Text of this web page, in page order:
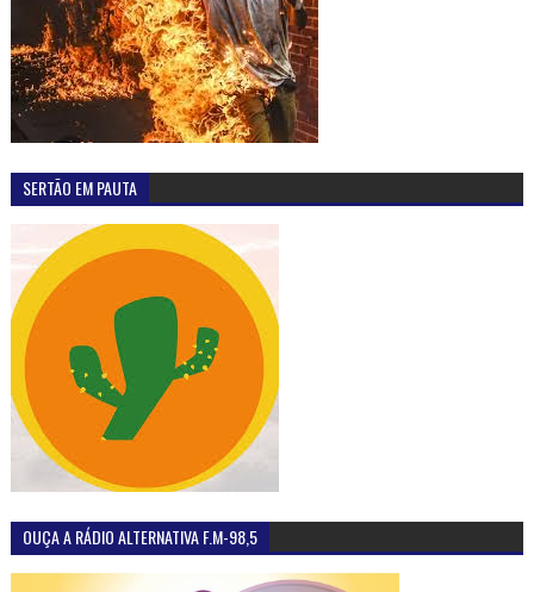
SERTÃO EM PAUTA
OUÇA A RÁDIO ALTERNATIVA F.M-98,5